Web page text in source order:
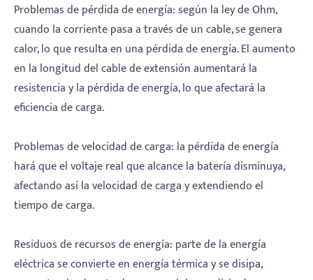
Problemas de pérdida de energía: según la ley de Ohm,
cuando la corriente pasa a través de un cable, se genera
calor, lo que resulta en una pérdida de energía. El aumento
en la longitud del cable de extensión aumentará la
resistencia y la pérdida de energía, lo que afectará la
eficiencia de carga.
Problemas de velocidad de carga: la pérdida de energía
hará que el voltaje real que alcance la batería disminuya,
afectando así la velocidad de carga y extendiendo el
tiempo de carga.
Residuos de recursos de energía: parte de la energía
eléctrica se convierte en energía térmica y se disipa,